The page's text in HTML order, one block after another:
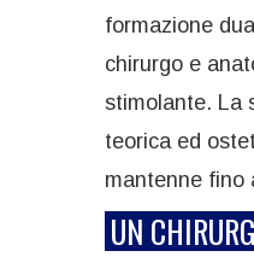
formazione
chirurgo e
stimolante. La
teorica ed
mantenne fino
UN